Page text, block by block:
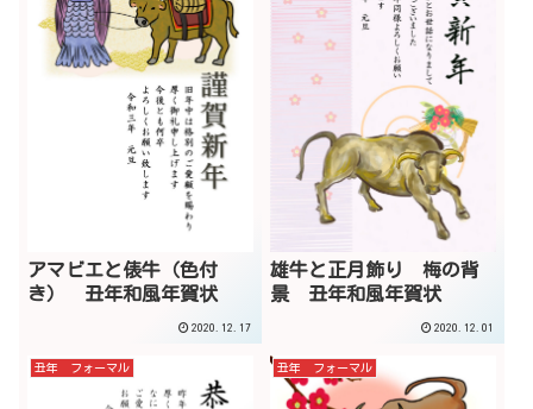
アマビエと俵牛（色付
き） 丑年和風年賀状
2020.12.17
雄牛と正月飾り 梅の背
景 丑年和風年賀状
2020.12.01
丑年 フォーマル 丑年 フォーマル